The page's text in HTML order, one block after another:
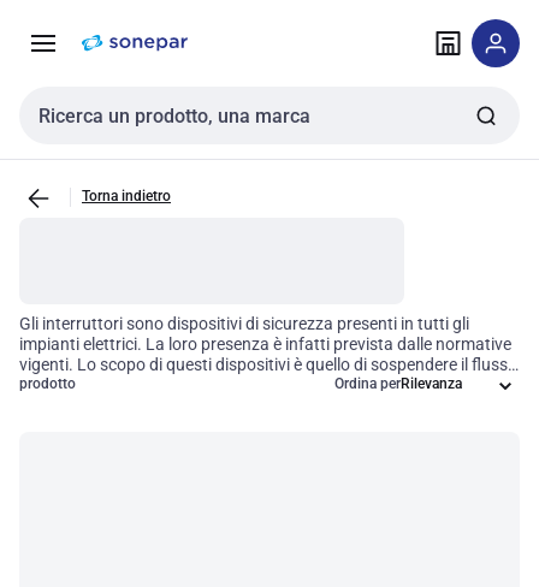
navigazione alla
Cerca input
Torna indietro
Gli interruttori sono dispositivi di sicurezza presenti in tutti gli
impianti elettrici. La loro presenza è infatti prevista dalle normative
vigenti. Lo scopo di questi dispositivi è quello di sospendere il flusso
di energia nel momento in cui siano presenti contatti diretti o
prodotto Ordina per